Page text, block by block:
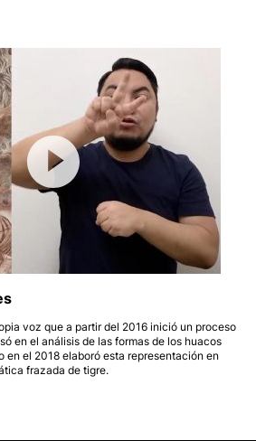
voz que a partir del 2016 inició un proceso
en el análisis de las formas de los huacos
en el 2018 elaboró esta representación en
frazada de tigre.